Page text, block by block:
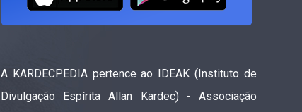
A KARDECPEDIA pertence ao IDEAK (Instituto de
Divulgação Espírita Allan Kardec) - Associação